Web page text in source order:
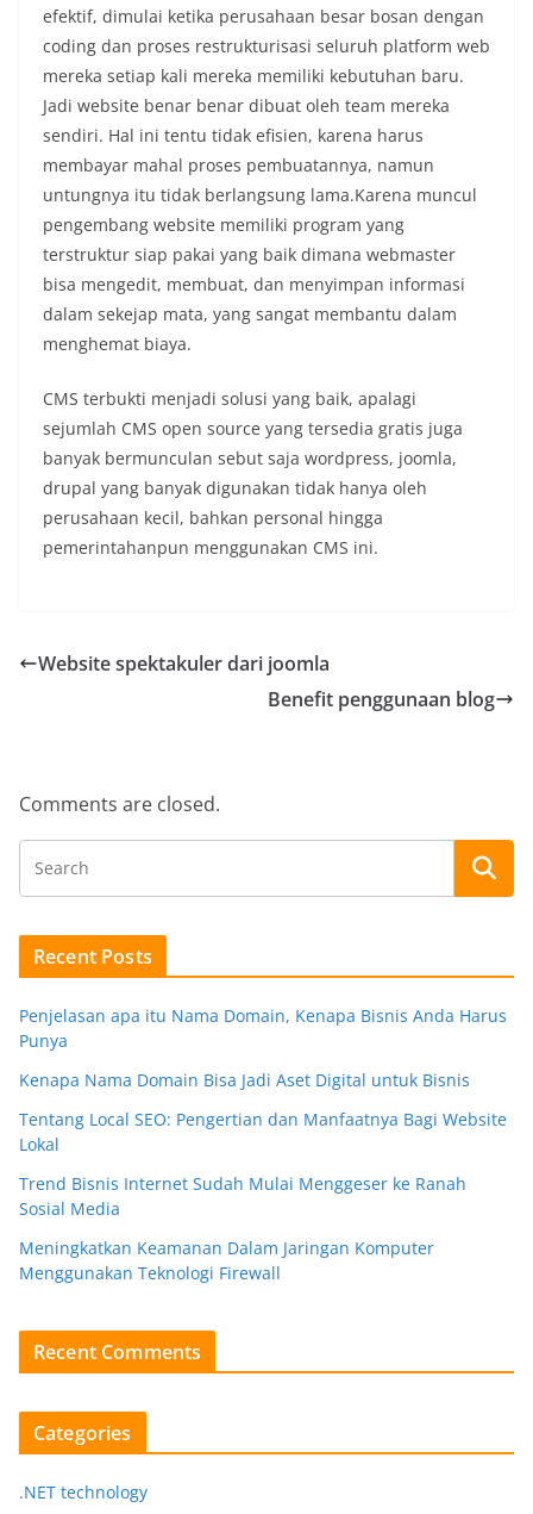
efektif, dimulai ketika perusahaan besar bosan dengan
coding dan proses restrukturisasi seluruh platform web
mereka setiap kali mereka memiliki kebutuhan baru.
Jadi website benar benar dibuat oleh team mereka
sendiri. Hal ini tentu tidak efisien, karena harus
membayar mahal proses pembuatannya, namun
untungnya itu tidak berlangsung lama.Karena muncul
pengembang website memiliki program yang
terstruktur siap pakai yang baik dimana webmaster
bisa mengedit, membuat, dan menyimpan informasi
dalam sekejap mata, yang sangat membantu dalam
menghemat biaya.
CMS terbukti menjadi solusi yang baik, apalagi
sejumlah CMS open source yang tersedia gratis juga
banyak bermunculan sebut saja wordpress, joomla,
drupal yang banyak digunakan tidak hanya oleh
perusahaan kecil, bahkan personal hingga
pemerintahanpun menggunakan CMS ini.
Website spektakuler dari joomla
Benefit penggunaan blog
Comments are closed.
Recent Posts
Penjelasan apa itu Nama Domain, Kenapa Bisnis Anda Harus
Punya
Kenapa Nama Domain Bisa Jadi Aset Digital untuk Bisnis
Tentang Local SEO: Pengertian dan Manfaatnya Bagi Website
Lokal
Trend Bisnis Internet Sudah Mulai Menggeser ke Ranah
Sosial Media
Meningkatkan Keamanan Dalam Jaringan Komputer
Menggunakan Teknologi Firewall
Recent Comments
Categories
.NET technology